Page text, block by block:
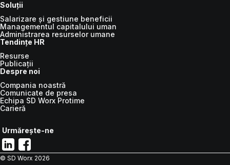
Soluții
Salarizare și gestiune beneficii
Managementul capitalului uman
Administrarea resurselor umane
Tendințe HR
Resurse
Publicații
Despre noi
Compania noastră
Comunicate de presa
Echipa SD Worx Protime
Carieră
Urmărește-ne
© SD Worx 2026